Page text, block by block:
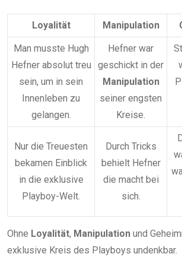
Loyalität Manipulation
Man musste Hugh
Hefner absolut treu
sein, um in sein
Innenleben zu
gelangen.
Hefner war
geschickt in der
Manipulation
seiner engsten
Kreise.
Nur die Treuesten
bekamen Einblick
in die exklusive
Playboy-Welt.
Durch Tricks
behielt Hefner
die macht bei
sich.
Ohne Loyalität, Manipulation und
exklusive Kreis des Playboys undenkbar.